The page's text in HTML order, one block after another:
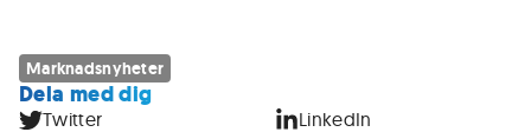
Marknadsnyheter
Dela med dig
Twitter LinkedIn